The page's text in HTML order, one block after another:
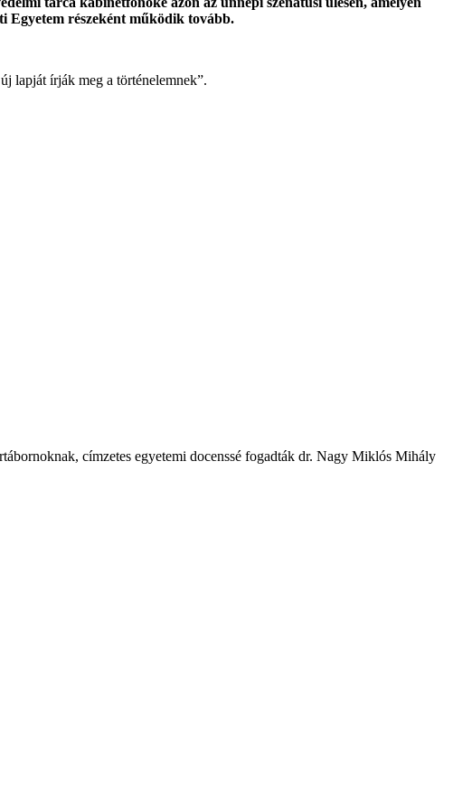
Egyetem részeként működik tovább.
lapját írják meg a történelemnek”.
címzetes egyetemi docenssé fogadták dr. Nagy Miklós Mihály